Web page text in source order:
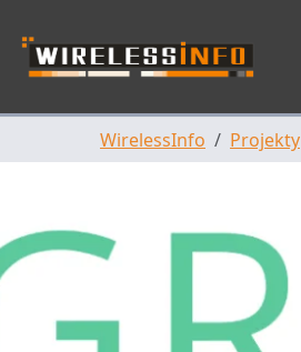
Skip navigationWirelessInfo Projekty